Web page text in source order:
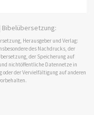
Bibelübersetzung:
Herausgeber und Verlag:
des Nachdrucks, der
der Speicherung auf
nichtöffentliche Datennetze in
der Vervielfältigung auf anderen